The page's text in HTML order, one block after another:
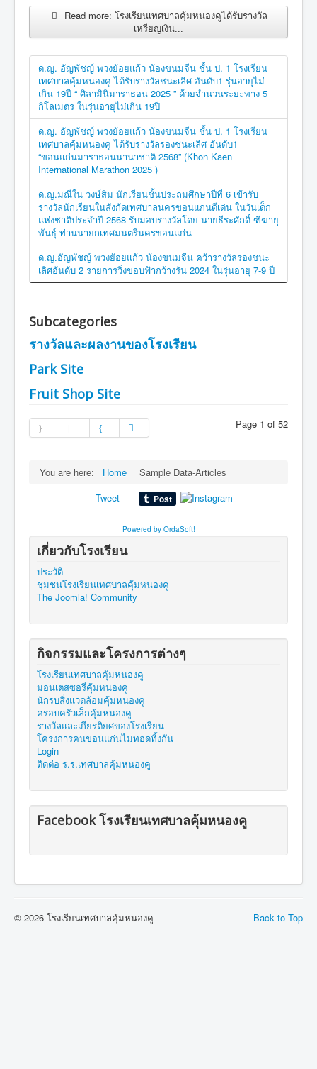
Read more: โรงเรียนเทศบาลคุ้มหนองคูได้รับรางวัล
เหรียญเงิน...
ด.ญ. อัญพัชญ์ พวงย้อยแก้ว น้องขนมจีน ชั้น ป. 1 โรงเรียน
เทศบาลคุ้มหนองคู ได้รับรางวัลชนะเลิศ อันดับ1 รุ่นอายุไม่
เกิน 19ปี “ ศิลามินิมาราธอน 2025 ” ด้วยจำนวนระยะทาง 5
กิโลเมตร ในรุ่นอายุไม่เกิน 19ปี
ด.ญ. อัญพัชญ์ พวงย้อยแก้ว น้องขนมจีน ชั้น ป. 1 โรงเรียน
เทศบาลคุ้มหนองคู ได้รับรางวัลรองชนะเลิศ อันดับ1
“ขอนแก่นมาราธอนนานาชาติ 2568” (Khon Kaen
International Marathon 2025 )
ด.ญ.มณีใน วงษ์สิม นักเรียนชั้นประถมศึกษาปีที่ 6 เข้ารับ
รางวัลนักเรียนในสังกัดเทศบาลนครขอนแก่นดีเด่น ในวันเด็ก
แห่งชาติประจำปี 2568 รับมอบรางวัลโดย นายธีระศักดิ์ ฑีฆายุ
พันธุ์ ท่านนายกเทศมนตรีนครขอนแก่น
ด.ญ.อัญพัชญ์ พวงย้อยแก้ว น้องขนมจีน คว้ารางวัลรองชนะ
เลิศอันดับ 2 รายการวิ่งขอบฟ้ากว้างรัน 2024 ในรุ่นอายุ 7-9 ปี
Subcategories
รางวัลและผลงานของโรงเรียน
Park Site
Fruit Shop Site
Page 1 of 52
You are here: Home
Sample Data-Articles
Tweet
Powered by OrdaSoft!
เกี่ยวกับโรงเรียน
ประวัติ
ชุมชนโรงเรียนเทศบาลคุ้มหนองคู
The Joomla! Community
กิจกรรมและโครงการต่างๆ
โรงเรียนเทศบาลคุ้มหนองคู
มอนเตสซอรี่คุ้มหนองคู
นักรบสิ่งแวดล้อมคุ้มหนองคู
ครอบครัวเล็กคุ้มหนองคู
รางวัลและเกียรติยศของโรงเรียน
โครงการคนขอนแก่นไม่ทอดทิ้งกัน
Login
ติดต่อ ร.ร.เทศบาลคุ้มหนองคู
Facebook โรงเรียนเทศบาลคุ้มหนองคู
Back to Top
© 2026 โรงเรียนเทศบาลคุ้มหนองคู